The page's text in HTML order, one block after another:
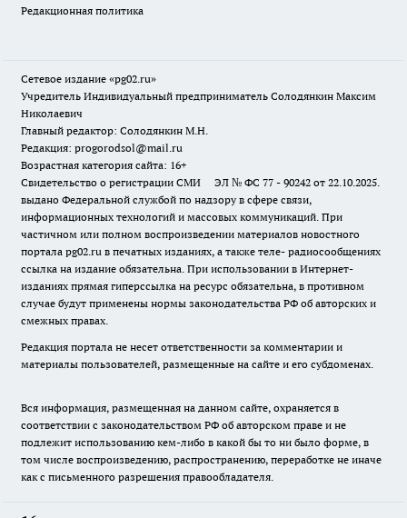
Редакционная политика
Сетевое издание «pg02.ru»
Учредитель Индивидуальный предприниматель Солодянкин Максим
Николаевич
Главный редактор: Солодянкин М.Н.
Редакция: progorodsol@mail.ru
Возрастная категория сайта: 16+
Свидетельство о регистрации СМИ ЭЛ № ФС 77 - 90242 от 22.10.2025.
выдано Федеральной службой по надзору в сфере связи,
информационных технологий и массовых коммуникаций. При
частичном или полном воспроизведении материалов новостного
портала pg02.ru в печатных изданиях, а также теле- радиосообщениях
ссылка на издание обязательна. При использовании в Интернет-
изданиях прямая гиперссылка на ресурс обязательна, в противном
случае будут применены нормы законодательства РФ об авторских и
смежных правах.
Редакция портала не несет ответственности за комментарии и
материалы пользователей, размещенные на сайте и его субдоменах.
Вся информация, размещенная на данном сайте, охраняется в
соответствии с законодательством РФ об авторском праве и не
подлежит использованию кем-либо в какой бы то ни было форме, в
том числе воспроизведению, распространению, переработке не иначе
как с письменного разрешения правообладателя.